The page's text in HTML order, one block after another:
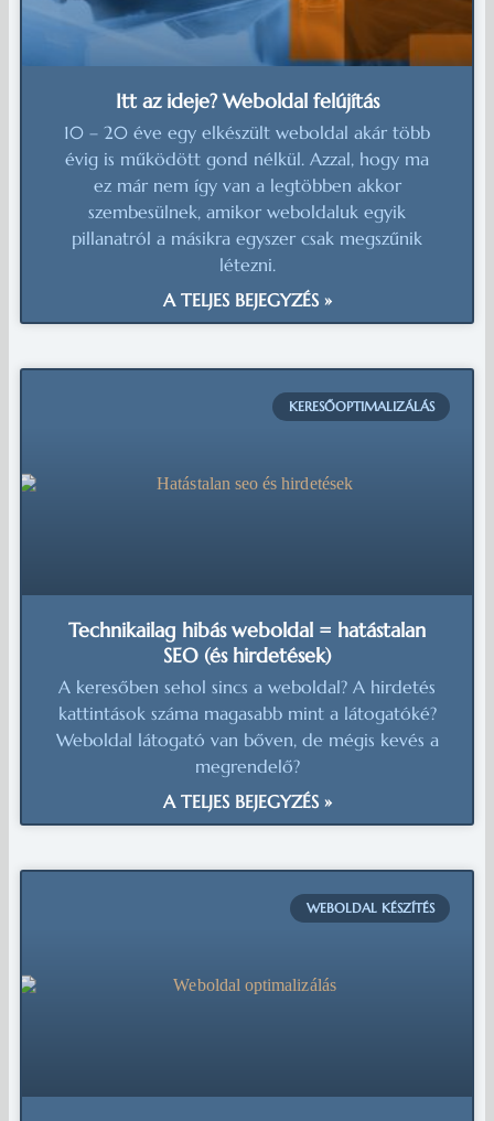
Itt az ideje? Weboldal felújítás
10 – 20 éve egy elkészült weboldal akár több
évig is működött gond nélkül. Azzal, hogy ma
ez már nem így van a legtöbben akkor
szembesülnek, amikor weboldaluk egyik
pillanatról a másikra egyszer csak megszűnik
létezni.
A TELJES BEJEGYZÉS »
KERESŐOPTIMALIZÁLÁS
Technikailag hibás weboldal = hatástalan
SEO (és hirdetések)
A keresőben sehol sincs a weboldal? A hirdetés
kattintások száma magasabb mint a látogatóké?
Weboldal látogató van bőven, de mégis kevés a
megrendelő​?
A TELJES BEJEGYZÉS »
WEBOLDAL KÉSZÍTÉS